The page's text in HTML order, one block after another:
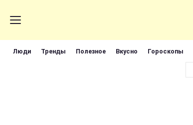
Люди Тренды Полезное Вкусно Гороскопы